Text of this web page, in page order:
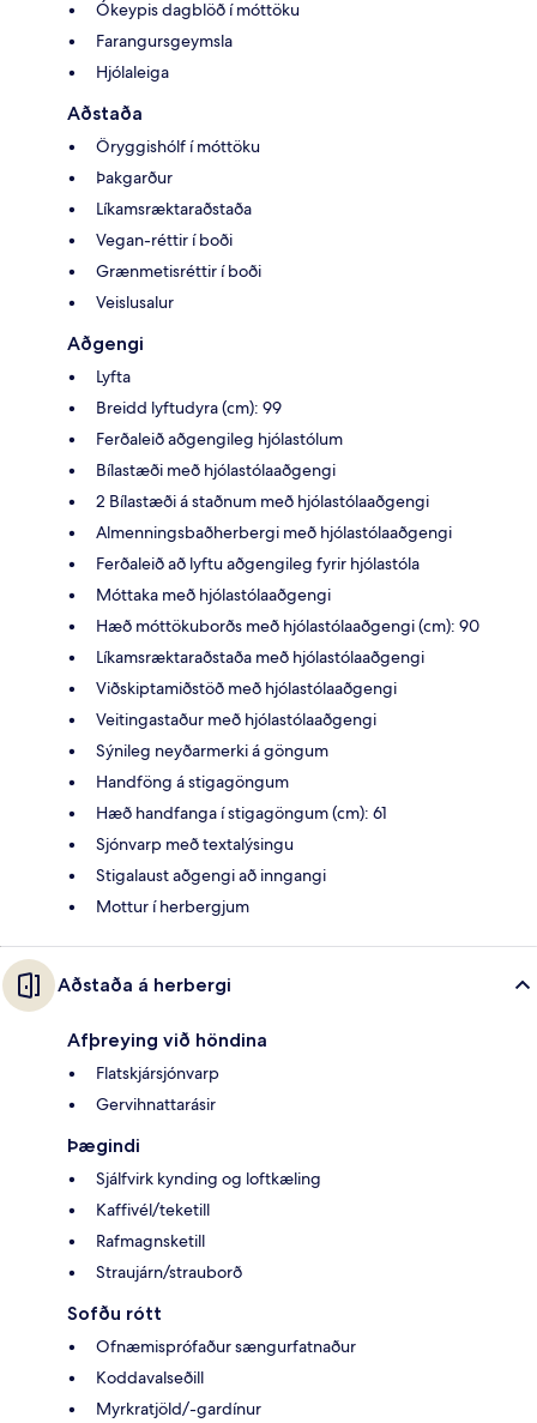
Ókeypis dagblöð í móttöku
Farangursgeymsla
Hjólaleiga
Aðstaða
Öryggishólf í móttöku
Þakgarður
Líkamsræktaraðstaða
Vegan-réttir í boði
Grænmetisréttir í boði
Veislusalur
Aðgengi
Lyfta
Breidd lyftudyra (cm): 99
Ferðaleið aðgengileg hjólastólum
Bílastæði með hjólastólaaðgengi
2 Bílastæði á staðnum með hjólastólaaðgengi
Almenningsbaðherbergi með hjólastólaaðgengi
Ferðaleið að lyftu aðgengileg fyrir hjólastóla
Móttaka með hjólastólaaðgengi
Hæð móttökuborðs með hjólastólaaðgengi (cm): 90
Líkamsræktaraðstaða með hjólastólaaðgengi
Viðskiptamiðstöð með hjólastólaaðgengi
Veitingastaður með hjólastólaaðgengi
Sýnileg neyðarmerki á göngum
Handföng á stigagöngum
Hæð handfanga í stigagöngum (cm): 61
Sjónvarp með textalýsingu
Stigalaust aðgengi að inngangi
Mottur í herbergjum
Aðstaða á herbergi
Afþreying við höndina
Flatskjársjónvarp
Gervihnattarásir
Þægindi
Sjálfvirk kynding og loftkæling
Kaffivél/teketill
Rafmagnsketill
Straujárn/strauborð
Sofðu rótt
Ofnæmisprófaður sængurfatnaður
Koddavalseðill
Myrkratjöld/-gardínur